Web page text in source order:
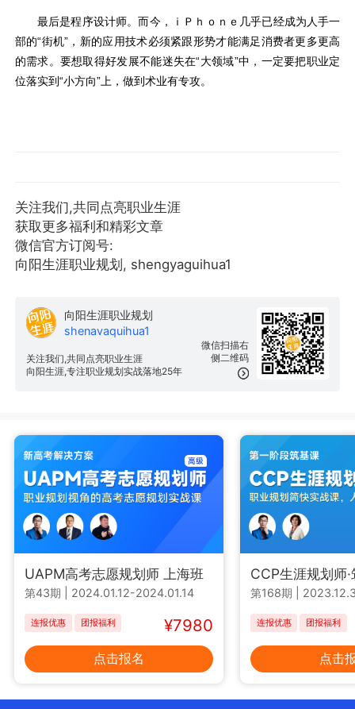
最后是程序设计师。而今，ｉＰｈｏｎｅ几乎已经成为人手一
部的“街机”，新的应用技术必须紧跟形势才能满足消费者更多更高
的需求。要想取得好发展不能迷失在“大领域”中，一定要把职业定
位落实到“小方向”上，做到术业有专攻。
关注我们,共同点亮职业生涯
获取更多福利和精彩文章
微信官方订阅号:
向阳生涯职业规划, shengyaguihua1
微信扫描右
侧二维码
向阳生涯职业规划
shenavaquihua1
关注我们,共同点亮职业生涯
向阳生涯,专注职业规划实战落地25年
UAPM高考志愿规划师 上海班
第43期 2024.01.12-2024.01.14
连报优惠 团报福利 ¥7980
点击报名
CCP生涯规划师
第168期
连报优惠 团报福利
点击